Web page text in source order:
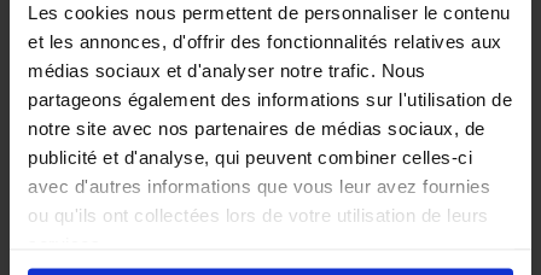
Les cookies nous permettent de personnaliser le contenu
et les annonces, d'offrir des fonctionnalités relatives aux
médias sociaux et d'analyser notre trafic. Nous
partageons également des informations sur l'utilisation de
notre site avec nos partenaires de médias sociaux, de
publicité et d'analyse, qui peuvent combiner celles-ci
avec d'autres informations que vous leur avez fournies
ou qu'ils ont collectées lors de votre utilisation de leurs
Poids tractable freiné:
1100kg
Poids tractable non-freiné:
620kg
Car pass:
AFFICHER CAR-